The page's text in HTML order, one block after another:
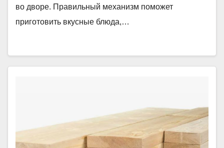
во дворе. Правильный механизм поможет
приготовить вкусные блюда,…